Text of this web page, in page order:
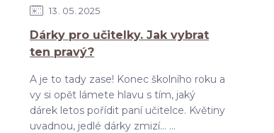
13 05 2025
Dárky pro učitelky. Jak vybrat
ten pravý?
A je to tady zase! Konec školního roku a
vy si opět lámete hlavu s tím, jaký
dárek letos pořídit paní učitelce. Květiny
uvadnou, jedlé dárky zmizí... ...